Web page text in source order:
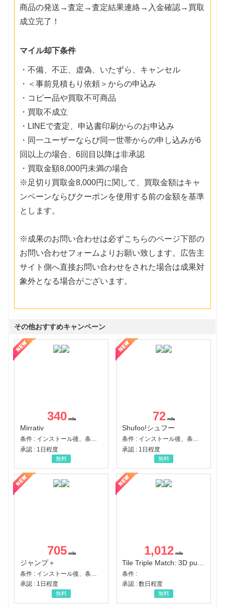
商品の発送→査定→査定結果連絡→入金確認→買取
成立完了！
マイル却下条件
・不備、不正、虚偽、いたずら、キャンセル
・＜事前見積もり依頼＞からの申込み
・コピー品や買取不可商品
・買取不成立
・LINEで査定、申込書印刷からのお申込み
・同一ユーザーならび同一世帯からの申し込みが6
回以上の場合、6回目以降は非承認
・買取金額8,000円未満の場合
※足切り買取金8,000円に関して、買取金額はキャ
ンペーンならびクーポンを使用する前の金額を基準
とします。
※成果のお問い合わせは必ずこちらのページ下部の
お問い合わせフォームよりお願い致します。広告主
サイト側へ直接お問い合わせをされた場合は成果対
象外となる場合がございます。
その他おすすめキャンペーン
340
Mirrativ
条件 : インストール後、条件達成
承認 : 1日程度
無料
72
Shufoo!シュフー
条件 : インストール後、条件達成
承認 : 1日程度
無料
705
ジャンプ＋
承認 : 1日程度
無料
1,012
条件 :
承認 : 数日程度
無料